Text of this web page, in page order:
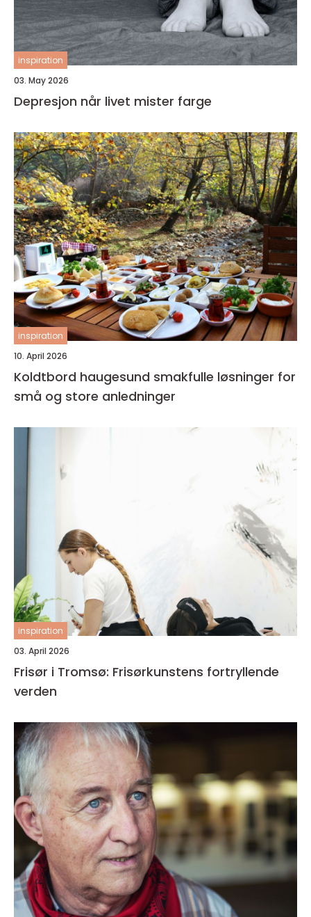
inspiration
03. May 2026
Depresjon når livet mister farge
inspiration
10. April 2026
Koldtbord haugesund smakfulle løsninger for
små og store anledninger
inspiration
03. April 2026
Frisør i Tromsø: Frisørkunstens fortryllende
verden